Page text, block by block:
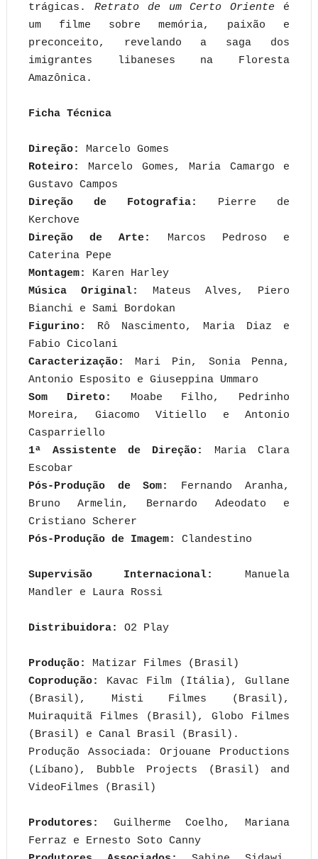
trágicas. Retrato de um Certo Oriente é
um filme sobre memória, paixão e
preconceito, revelando a saga dos
imigrantes libaneses na Floresta
Amazônica.
Ficha Técnica
Direção:
Marcelo Gomes
Roteiro:
Marcelo Gomes, Maria Camargo e
Gustavo Campos
Direção de Fotografia:
Pierre de
Kerchove
Direção de Arte:
Marcos Pedroso e
Caterina Pepe
Montagem:
Karen Harley
Música Original:
Mateus Alves, Piero
Bianchi e Sami Bordokan
Figurino:
Rô Nascimento, Maria Diaz e
Fabio Cicolani
Caracterização:
Mari Pin, Sonia Penna,
Antonio Esposito e Giuseppina Ummaro
Som Direto:
Moabe Filho, Pedrinho
Moreira, Giacomo Vitiello e Antonio
Casparriello
1ª Assistente de Direção:
Maria Clara
Escobar
Pós-Produção de Som:
Fernando Aranha,
Bruno Armelin, Bernardo Adeodato e
Cristiano Scherer
Pós-Produção de Imagem:
Clandestino
Supervisão Internacional:
Manuela
Mandler e Laura Rossi
Distribuidora: O2 Play
Produção:
Matizar Filmes (Brasil)
Coprodução:
Kavac Film (Itália), Gullane
(Brasil), Misti Filmes (Brasil),
Muiraquitã Filmes (Brasil), Globo Filmes
(Brasil) e Canal Brasil (Brasil).
Produção Associada: Orjouane Productions
(Líbano), Bubble Projects (Brasil) and
VideoFilmes (Brasil)
Produtores: Guilherme Coelho, Mariana
Ferraz e Ernesto Soto Canny